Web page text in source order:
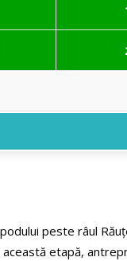
peste râul
această etapă,